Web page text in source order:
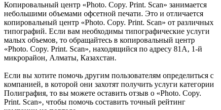
Копировальный центр «Photo. Copy. Print. Scan» занимается
небольшими объемами офсетной печати. Это и отличается
копировальный центр «Photo. Copy. Print. Scan» от различных
типографий. Если вам необходимы типографические услуги
малых объемов, то обращайтесь в копировальный центр
«Photo. Copy. Print. Scan», находящийся по адресу 81А, 1-й
микрорайон, Алматы, Казахстан.
Если вы хотите помочь другим пользователям определиться с
компанией, в которой они захотят получить услуги категории
Полиграфия, то вы можете оставить отзыв о «Photo. Copy.
Print. Scan», чтобы помочь составить точный рейтинг